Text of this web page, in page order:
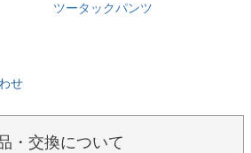
ツータックパンツ
せ
・交換について